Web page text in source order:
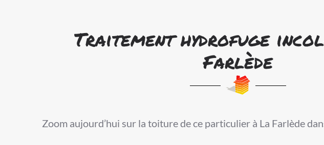
Traitement hydrofuge
Farlède
Zoom aujourd’hui sur la toiture de ce particulier à La Farlède